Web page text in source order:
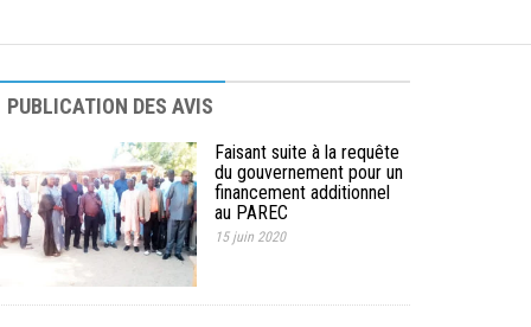
PUBLICATION DES AVIS
Faisant suite à la requête
du gouvernement pour un
financement additionnel
au PAREC
15 juin 2020